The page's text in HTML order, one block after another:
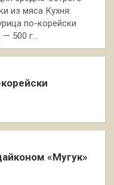
из мяса Кухня:
по-корейски
— 500 г…
«Мугук»